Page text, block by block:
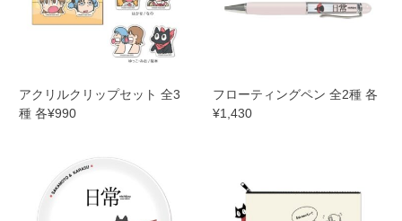
アクリルクリップセット 全3
種 各¥990
フローティングペン 全2種 各
¥1,430